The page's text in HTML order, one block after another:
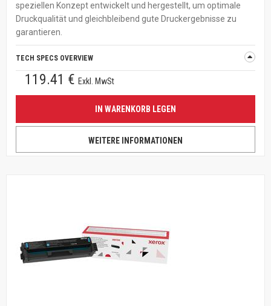
speziellen Konzept entwickelt und hergestellt, um optimale
Druckqualität und gleichbleibend gute Druckergebnisse zu
garantieren.
TECH SPECS OVERVIEW
119.41 € Exkl. MwSt
IN WARENKORB LEGEN
WEITERE INFORMATIONEN